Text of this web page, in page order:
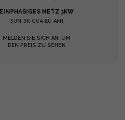
EINPHASIGES NETZ 3KW
SUN-3K-G04-EU-AM1
MELDEN SIE SICH AN, UM
DEN PREIS ZU SEHEN